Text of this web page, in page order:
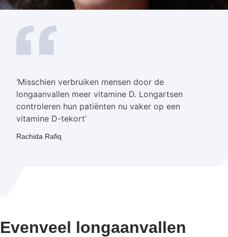
‘Misschien verbruiken mensen door de
longaanvallen meer vitamine D. Longartsen
controleren hun patiënten nu vaker op een
vitamine D-tekort’
Rachida Rafiq
Evenveel longaanvallen